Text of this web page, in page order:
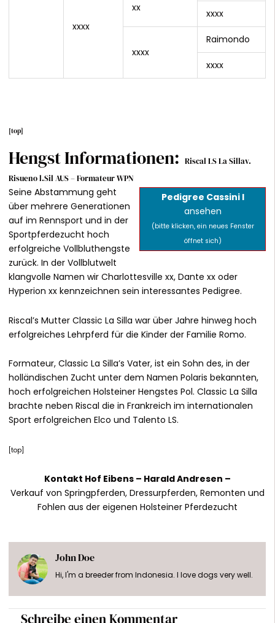
xxxx
xx
xxxx
xxxx
Raimondo
xxxx
[top]
Hengst Informationen: Riscal LS La Sillav.
Risueno l.Sil AUS – Formateur WPN
Pedigree Cassini I
ansehen
(bitte klicken, ein neues Fenster
öffnet sich)
Seine Abstammung geht
über mehrere Generationen
auf im Rennsport und in der
Sportpferdezucht hoch
erfolgreiche Vollbluthengste
zurück. In der Vollblutwelt
klangvolle Namen wir Charlottesville xx, Dante xx oder
Hyperion xx kennzeichnen sein interessantes Pedigree.
Riscal’s Mutter Classic La Silla war über Jahre hinweg hoch
erfolgreiches Lehrpferd für die Kinder der Familie Romo.
Formateur, Classic La Silla’s Vater, ist ein Sohn des, in der
holländischen Zucht unter dem Namen Polaris bekannten,
hoch erfolgreichen Holsteiner Hengstes Pol. Classic La Silla
brachte neben Riscal die in Frankreich im internationalen
Sport erfolgreichen Elco und Talento LS.
[top]
Kontakt Hof Eibens – Harald Andresen –
Verkauf von Springpferden, Dressurpferden, Remonten und
Fohlen aus der eigenen Holsteiner Pferdezucht
John Doe
Hi, I'm a breeder from Indonesia. I love dogs very well.
Schreibe einen Kommentar